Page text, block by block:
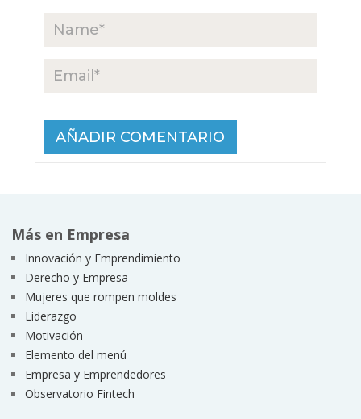
Más en Empresa
Innovación y Emprendimiento
Derecho y Empresa
Mujeres que rompen moldes
Liderazgo
Motivación
Elemento del menú
Empresa y Emprendedores
Observatorio Fintech